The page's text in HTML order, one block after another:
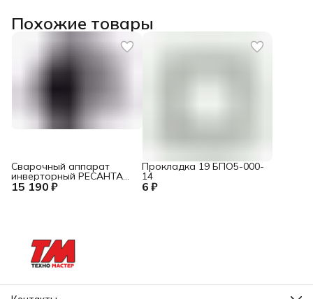
Похожие товары
15 190 ₽
Сварочный аппарат
инверторный РЕСАНТА
САИ 220 ПН 6 ₽
Прокладка 19 БПО5-000-
14